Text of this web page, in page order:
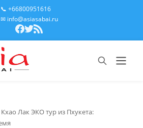
📞 +66800951616
✉ info@asiasabai.ru
Кхао Лак ЭКО тур из Пхукета: